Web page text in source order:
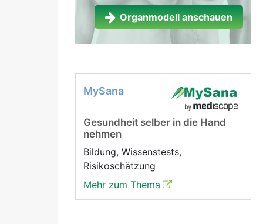
Organmodell anschauen
MySana
Gesundheit selber in die Hand
nehmen
Bildung, Wissenstests,
Risikoschätzung
Mehr zum Thema